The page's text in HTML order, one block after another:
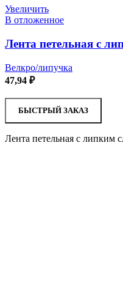
Увеличить
В отложенное
Лента петельная с
Велкро/липучка
47,94 ₽
БЫСТРЫЙ ЗАКАЗ
Лента петельная с липким